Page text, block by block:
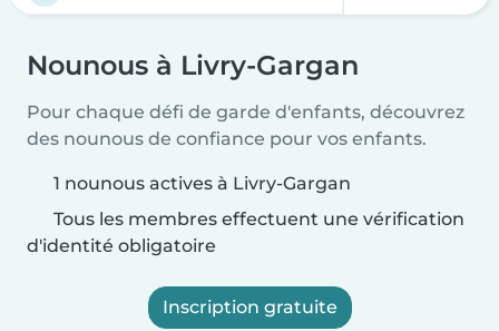
Nounous à Livry-Gargan
Pour chaque défi de garde d'enfants, découvrez
des nounous de confiance pour vos enfants.
1 nounous actives à Livry-Gargan
Tous les membres effectuent une vérification
d'identité obligatoire
Inscription gratuite